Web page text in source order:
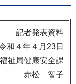
記者発表資料
和４年４月23日
祉局健康安全課
赤松 智子